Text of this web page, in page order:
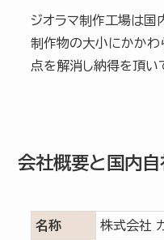
ジオラマ制作工場は国
制作物の大小にかかわ
点を解消し納得を頂い
会社概要と国内
名称 株式会社